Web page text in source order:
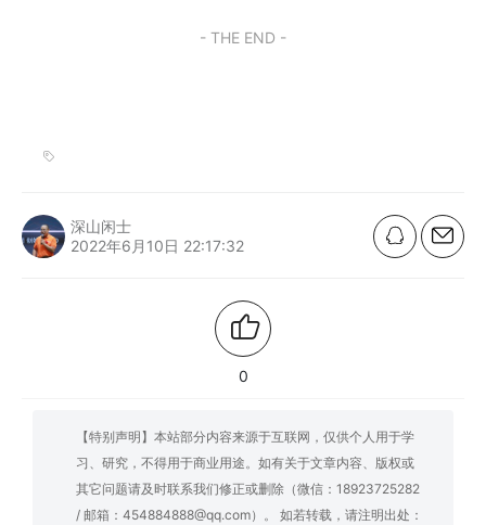
- THE END -
深山闲士
2022年6月10日 22:17:32
0
【特别声明】本站部分内容来源于互联网，仅供个人用于学
习、研究，不得用于商业用途。如有关于文章内容、版权或
其它问题请及时联系我们修正或删除（微信：18923725282
/ 邮箱：454884888@qq.com）。 如若转载，请注明出处：